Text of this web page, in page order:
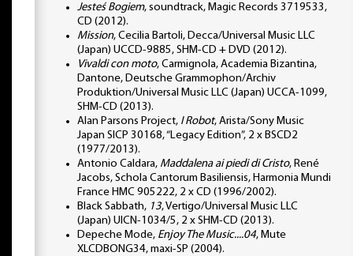
Jesteś Bogiem, soundtrack, Magic Records 3719533,
CD (2012).
Mission, Cecilia Bartoli, Decca/Universal Music LLC
(Japan) UCCD-9885, SHM-CD + DVD (2012).
Vivaldi con moto, Carmignola, Academia Bizantina,
Dantone, Deutsche Grammophon/Archiv
Produktion/Universal Music LLC (Japan) UCCA-1099,
SHM-CD (2013).
Alan Parsons Project, I Robot, Arista/Sony Music
Japan SICP 30168, “Legacy Edition”, 2 x BSCD2
(1977/2013).
Antonio Caldara, Maddalena ai piedi di Cristo, René
Jacobs, Schola Cantorum Basiliensis, Harmonia Mundi
France HMC 905222, 2 x CD (1996/2002).
Black Sabbath, 13, Vertigo/Universal Music LLC
(Japan) UICN-1034/5, 2 x SHM-CD (2013).
Depeche Mode, Enjoy The Music....04, Mute
XLCDBONG34, maxi-SP (2004).